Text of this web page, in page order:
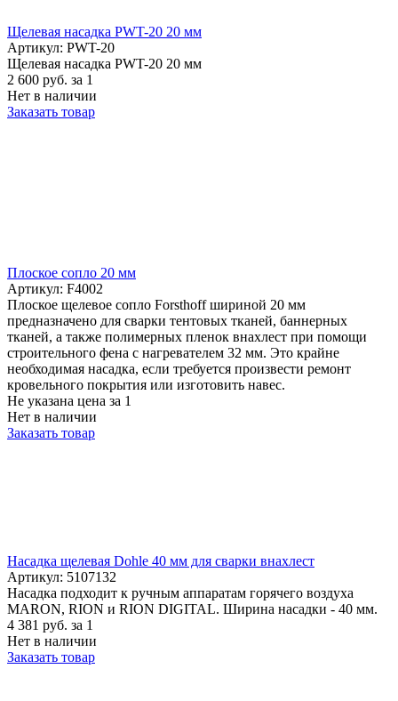
Щелевая насадка PWT-20 20 мм
Артикул: PWT-20
Щелевая насадка PWT-20 20 мм
2 600 руб. за 1
Нет в наличии
Заказать товар
Плоское сопло 20 мм
Артикул: F4002
Плоское щелевое сопло Forsthoff шириной 20 мм
предназначено для сварки тентовых тканей, баннерных
тканей, а также полимерных пленок внахлест при помощи
строительного фена с нагревателем 32 мм. Это крайне
необходимая насадка, если требуется произвести ремонт
кровельного покрытия или изготовить навес.
Не указана цена за 1
Нет в наличии
Заказать товар
Насадка щелевая Dohle 40 мм для сварки внахлест
Артикул: 5107132
Насадка подходит к ручным аппаратам горячего воздуха
MARON, RION и RION DIGITAL. Ширина насадки - 40 мм.
4 381 руб. за 1
Нет в наличии
Заказать товар